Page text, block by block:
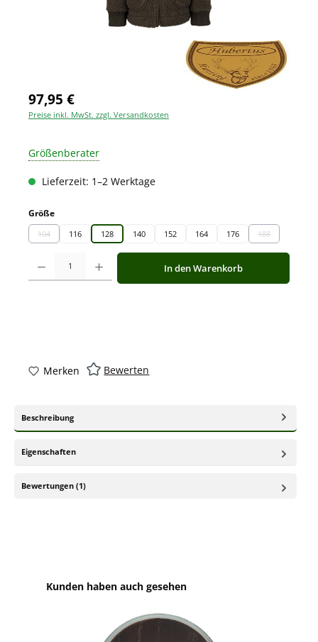
97,95 €
Preise inkl. MwSt. zzgl. Versandkosten
Größenberater
Lieferzeit: 1–2 Werktage
Größeauswählen
104
(Diese Option ist zurzeit nicht verfügbar.)
116 128 140 152 164 176 188
(Diese Option
Produkt Anzahl: Gib den gewünschten Wert ein oder benutze die
In den Warenkorb
Merken Bewerten
Beschreibung
Eigenschaften
Bewertungen (1)
Produktgalerie überspringen
Kunden haben auch gesehen